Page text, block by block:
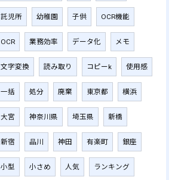
託児所 幼稚園 子供 OCR機能
OCR 業務効率 データ化 メモ
文字変換 読み取り コピーk 使用感
一括 処分 廃棄 東京都 横浜
大宮 神奈川県 埼玉県 新橋
新宿 品川 神田 有楽町 銀座
小型 小さめ 人気 ランキング